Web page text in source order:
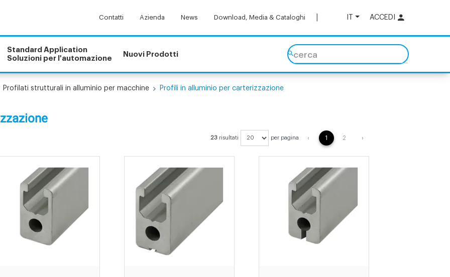
ACCEDI
Contatti Azienda News Download, Media & Cataloghi
Standard Application
Soluzioni per l'automazione
Nuovi Prodotti cerca
Profilati strutturali in alluminio per macchine Profili in alluminio per carterizzazione
23 risultati per pagina ‹PREVIOUS
1 2 ›NEXT